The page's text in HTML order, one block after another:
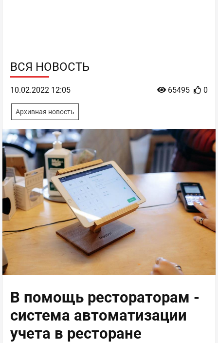
ВСЯ НОВОСТЬ
65495 0
10.02.2022 12:05
Архивная новость
В помощь рестораторам -
система автоматизации
учета в ресторане